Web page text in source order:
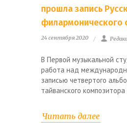
прошла запись
филармонического
24 сентября 2020
В Первой музыкальной
работа над
записью четвертого
тайванского
Читать далее